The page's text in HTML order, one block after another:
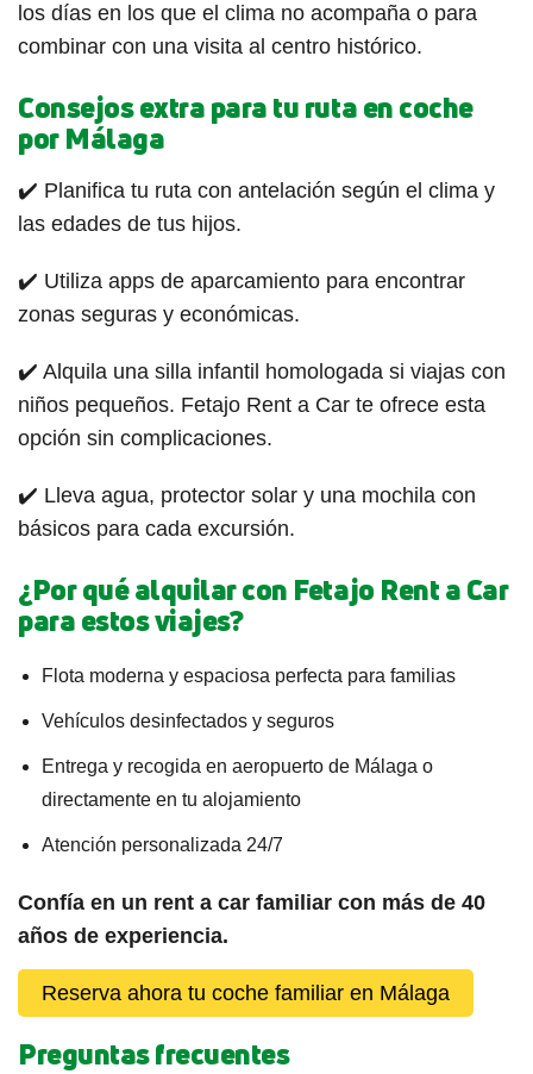
los días en los que el clima no acompaña o para
combinar con una visita al centro histórico.
Consejos extra para tu ruta en coche
por Málaga
✔️ Planifica tu ruta con antelación según el clima y
las edades de tus hijos.
✔️ Utiliza apps de aparcamiento para encontrar
zonas seguras y económicas.
✔️ Alquila una silla infantil homologada si viajas con
niños pequeños. Fetajo Rent a Car te ofrece esta
opción sin complicaciones.
✔️ Lleva agua, protector solar y una mochila con
básicos para cada excursión.
¿Por qué alquilar con Fetajo Rent a Car
para estos viajes?
Flota moderna y espaciosa perfecta para familias
Vehículos desinfectados y seguros
Entrega y recogida en aeropuerto de Málaga o
directamente en tu alojamiento
Atención personalizada 24/7
Confía en un rent a car familiar con más de 40
años de experiencia.
Reserva ahora tu coche familiar en Málaga
Preguntas frecuentes